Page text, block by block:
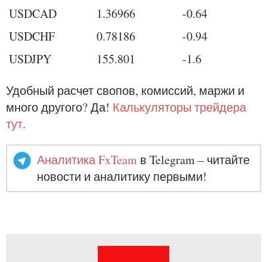
USDCAD
1.36966
-0.64
USDCHF
0.78186
-0.94
USDJPY
155.801
-1.6
Удобный расчет свопов, комиссий, маржи и
много другого? Да! Калькуляторы трейдера
тут.
Аналитика FxTeam в Telegram – читайте
новости и аналитику первыми!